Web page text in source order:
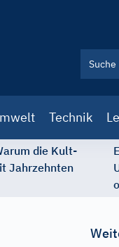
Technik
die Kult-
Jahrzehnten